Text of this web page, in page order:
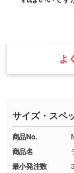
・1色印刷
い
す。→詳しく
・コーポレ
刷色にこだ
DIC・
らかい雰囲
また、お選
ない場合や
・お届け時
・ご注文と
・印刷不良
※詳しくは「
ください。
【返品・交
・お客様の
業日以内に
いたします
お急ぎの場
TEL：0422-
18:00(土日祝
お問い合わ
よ
サイズ・スペ
商品No.
商品名
最小発注数